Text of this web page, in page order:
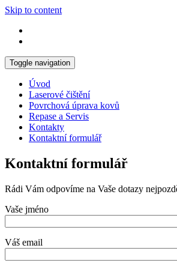
Skip to content
Toggle navigation
Úvod
Laserové čištění
Povrchová úprava kovů
Repase a Servis
Kontakty
Kontaktní formulář
Kontaktní formulář
Rádi Vám odpovíme na Vaše dotazy
Vaše jméno
Váš email